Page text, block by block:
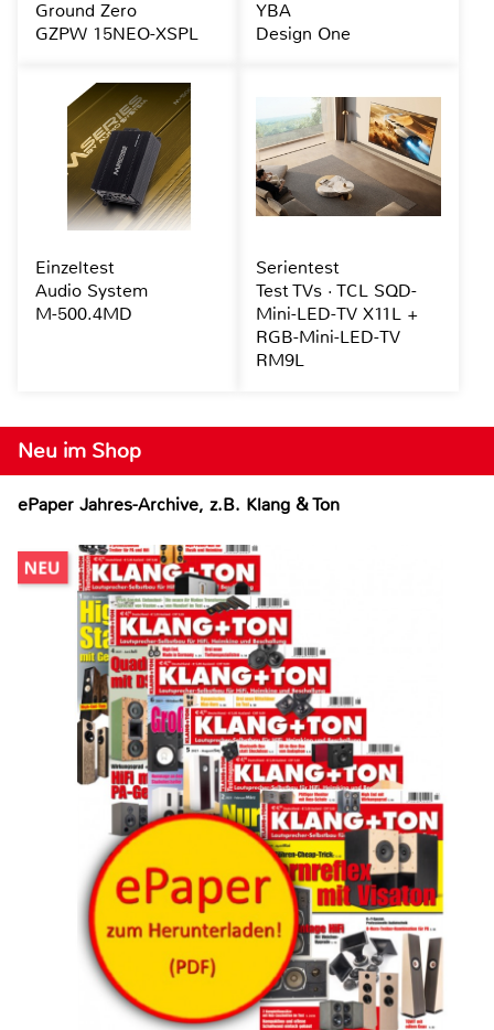
Neu im Shop
ePaper Jahres-Archive, z.B. Klang & Ton
Ground Zero
GZPW 15NEO-XSPL
YBA
Design One
Einzeltest
Audio System
M-500.4MD
Serientest
Test TVs · TCL SQD-
Mini-LED-TV X11L +
RGB-Mini-LED-TV
RM9L